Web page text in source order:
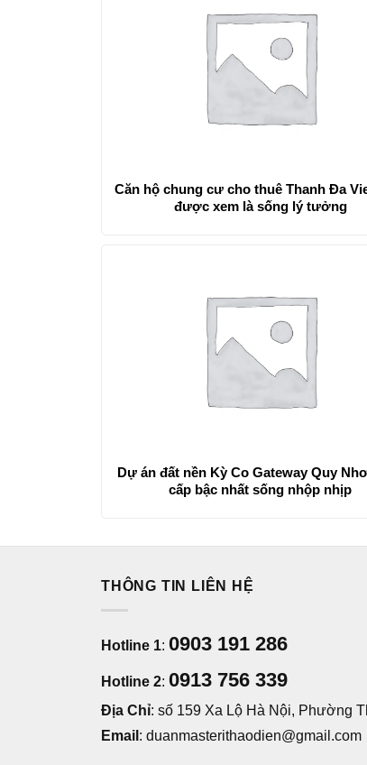
Căn hộ chung cư cho thuê Thanh Đa
được xem là sống lý tưởng
Dự án đất nền Kỳ Co Gateway Quy Nhơn cao
cấp bậc nhất sống nhộp nhịp
THÔNG TIN LIÊN HỆ
Hotline 1: 0903 191 286
Hotline 2: 0913 756 339
Địa Chỉ: số 159 Xa Lộ Hà Nội, Phường
Email : duanmasterithaodien@gmail.com